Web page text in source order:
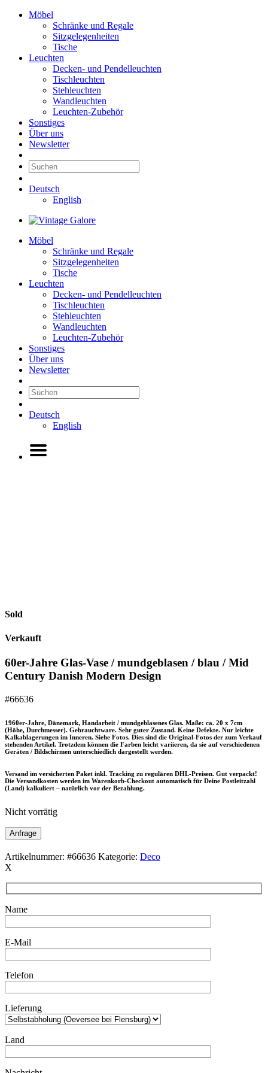
Möbel
Schränke und Regale
Sitzgelegenheiten
Tische
Leuchten
Decken- und Pendelleuchten
Tischleuchten
Stehleuchten
Wandleuchten
Leuchten-Zubehör
Sonstiges
Über uns
Newsletter
Deutsch
English
Möbel
Schränke und Regale
Sitzgelegenheiten
Tische
Leuchten
Decken- und Pendelleuchten
Tischleuchten
Stehleuchten
Wandleuchten
Leuchten-Zubehör
Sonstiges
Über uns
Newsletter
Deutsch
English
Sold
Verkauft
60er-Jahre Glas-Vase / mundgeblasen / blau / Mid
Century Danish Modern Design
#66636
1960er-Jahre, Dänemark, Handarbeit / mundgeblasenes Glas. Maße: ca. 20 x 7cm
(Höhe, Durchmesser). Gebrauchtware. Sehr guter Zustand. Keine Defekte. Nur leichte
Kalkablagerungen im Inneren. Siehe Fotos. Dies sind die Original-Fotos der zum Verkauf
stehenden Artikel. Trotzdem können die Farben leicht variieren, da sie auf verschiedenen
Geräten / Bildschirmen unterschiedlich dargestellt werden.
Versand im versicherten Paket inkl. Tracking zu regulären DHL-Preisen. Gut verpackt!
Die Versandkosten werden im Warenkorb-Checkout automatisch für Deine Postleitzahl
(Land) kalkuliert – natürlich vor der Bezahlung.
Nicht vorrätig
Anfrage
Artikelnummer: #66636 Kategorie: Deco
X
Name
E-Mail
Telefon
Lieferung
Land